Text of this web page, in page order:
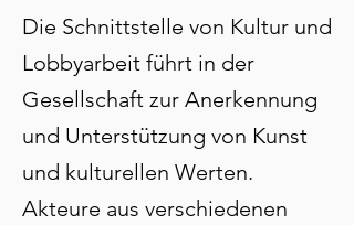
Die Schnittstelle von Kultur und
Lobbyarbeit führt in der
Gesellschaft zur Anerkennung
und Unterstützung von Kunst
und kulturellen Werten.
Akteure aus verschiedenen